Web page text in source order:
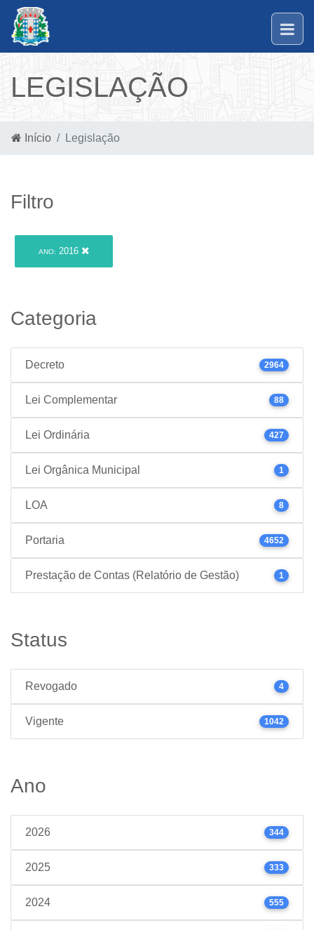
LEGISLAÇÃO
Início Legislação
Filtro
ANO: 2016
Categoria
Decreto 2964
Lei Complementar 88
Lei Ordinária 427
Lei Orgânica Municipal 1
LOA 8
Portaria 4652
Prestação de Contas (Relatório de Gestão) 1
Status
Revogado 4
Vigente 1042
Ano
2026 344
2025 333
2024 555